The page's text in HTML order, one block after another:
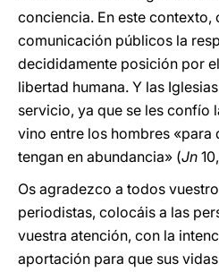
conciencia. En este
comunicación públicos la
decididamente posición por
libertad humana. Y las
servicio, ya que se les confío
vino entre los hombres «para
tengan en abundancia» (Jn
Os agradezco a todos
periodistas, colocáis a las
vuestra atención, con la
aportación para que sus